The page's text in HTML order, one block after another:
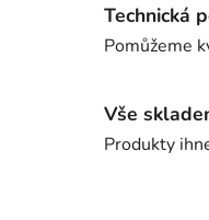
Technická
Pomůžeme
Vše
Produkty